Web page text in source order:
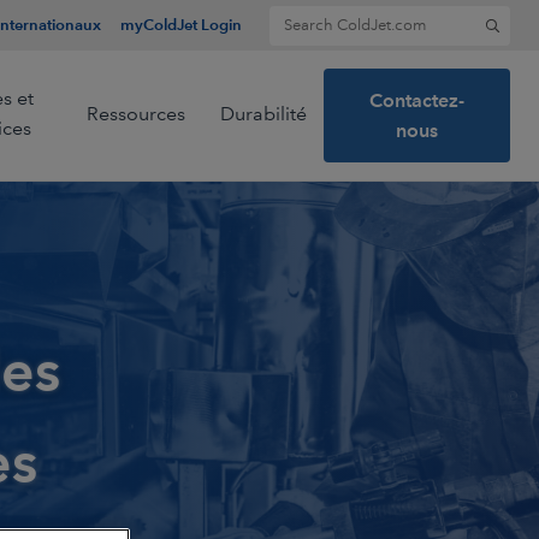
myColdJet Login Search for:
et
Ressources Durabilité
Contactez-
nous